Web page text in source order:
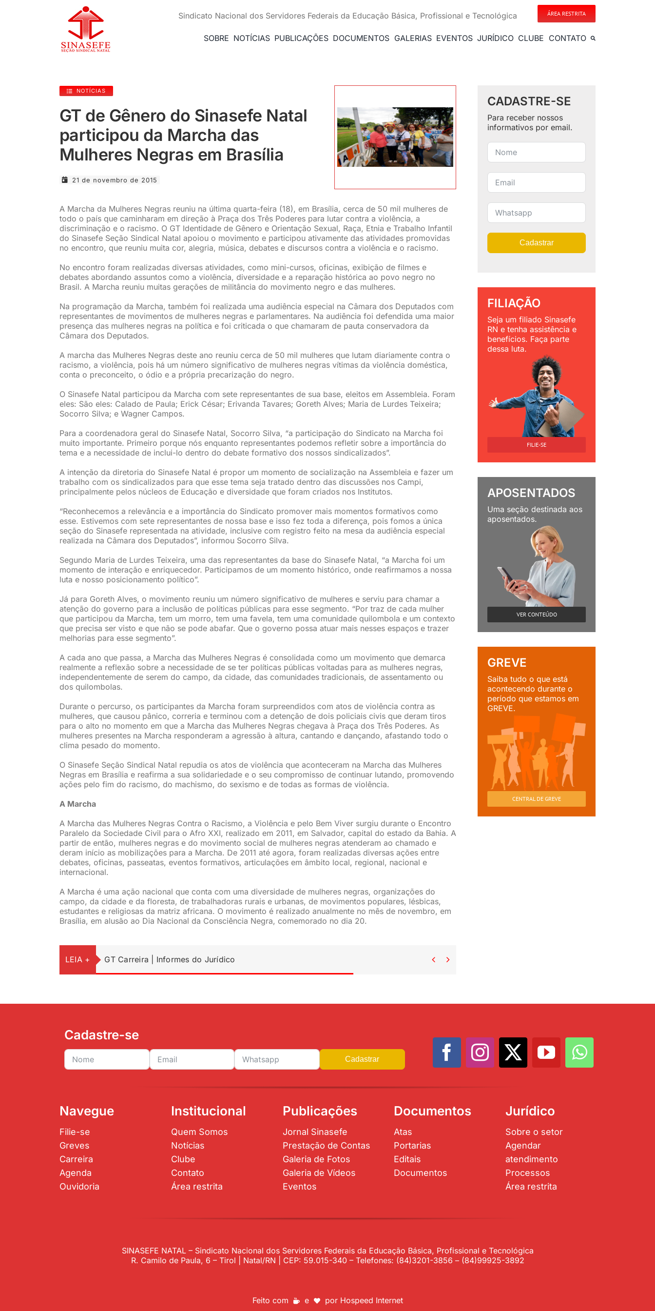
Sindicato Nacional dos Servidores Federais da Educação Básica, Profissional e Tecnológica ÁREA RESTRITA
SOBRE NOTÍCIAS PUBLICAÇÕES DOCUMENTOS GALERIAS EVENTOS JURÍDICO CLUBE CONTATO
NOTÍCIAS
GT de Gênero do Sinasefe Natal
participou da Marcha das
Mulheres Negras em Brasília
21 de novembro de 2015
A Marcha da Mulheres Negras reuniu na última quarta-feira (18), em Brasília, cerca de 50 mil mulheres de
todo o país que caminharam em direção à Praça dos Três Poderes para lutar contra a violência, a
discriminação e o racismo. O GT Identidade de Gênero e Orientação Sexual, Raça, Etnia e Trabalho Infantil
do Sinasefe Seção Sindical Natal apoiou o movimento e participou ativamente das atividades promovidas
no encontro, que reuniu muita cor, alegria, música, debates e discursos contra a violência e o racismo.
No encontro foram realizadas diversas atividades, como mini-cursos, oficinas, exibição de filmes e
debates abordando assuntos como a violência, diversidade e a reparação histórica ao povo negro no
Brasil. A Marcha reuniu muitas gerações de militância do movimento negro e das mulheres.
Na programação da Marcha, também foi realizada uma audiência especial na Câmara dos Deputados com
representantes de movimentos de mulheres negras e parlamentares. Na audiência foi defendida uma maior
presença das mulheres negras na política e foi criticada o que chamaram de pauta conservadora da
Câmara dos Deputados.
A marcha das Mulheres Negras deste ano reuniu cerca de 50 mil mulheres que lutam diariamente contra o
racismo, a violência, pois há um número significativo de mulheres negras vítimas da violência doméstica,
conta o preconceito, o ódio e a própria precarização do negro.
O Sinasefe Natal participou da Marcha com sete representantes de sua base, eleitos em Assembleia. Foram
eles: São eles: Calado de Paula; Erick César; Erivanda Tavares; Goreth Alves; Maria de Lurdes Teixeira;
Socorro Silva; e Wagner Campos.
Para a coordenadora geral do Sinasefe Natal, Socorro Silva, “a participação do Sindicato na Marcha foi
muito importante. Primeiro porque nós enquanto representantes podemos refletir sobre a importância do
tema e a necessidade de inclui-lo dentro do debate formativo dos nossos sindicalizados”.
A intenção da diretoria do Sinasefe Natal é propor um momento de socialização na Assembleia e fazer um
trabalho com os sindicalizados para que esse tema seja tratado dentro das discussões nos Campi,
principalmente pelos núcleos de Educação e diversidade que foram criados nos Institutos.
“Reconhecemos a relevância e a importância do Sindicato promover mais momentos formativos como
esse. Estivemos com sete representantes de nossa base e isso fez toda a diferença, pois fomos a única
seção do Sinasefe representada na atividade, inclusive com registro feito na mesa da audiência especial
realizada na Câmara dos Deputados”, informou Socorro Silva.
Segundo Maria de Lurdes Teixeira, uma das representantes da base do Sinasefe Natal, “a Marcha foi um
momento de interação e enriquecedor. Participamos de um momento histórico, onde reafirmamos a nossa
luta e nosso posicionamento político”.
Já para Goreth Alves, o movimento reuniu um número significativo de mulheres e serviu para chamar a
atenção do governo para a inclusão de políticas públicas para esse segmento. “Por traz de cada mulher
que participou da Marcha, tem um morro, tem uma favela, tem uma comunidade quilombola e um contexto
que precisa ser visto e que não se pode abafar. Que o governo possa atuar mais nesses espaços e trazer
melhorias para esse segmento”.
A cada ano que passa, a Marcha das Mulheres Negras é consolidada como um movimento que demarca
realmente a reflexão sobre a necessidade de se ter políticas públicas voltadas para as mulheres negras,
independentemente de serem do campo, da cidade, das comunidades tradicionais, de assentamento ou
dos quilombolas.
Durante o percurso, os participantes da Marcha foram surpreendidos com atos de violência contra as
mulheres, que causou pânico, correria e terminou com a detenção de dois policiais civis que deram tiros
para o alto no momento em que a Marcha das Mulheres Negras chegava à Praça dos Três Poderes. As
mulheres presentes na Marcha responderam a agressão à altura, cantando e dançando, afastando todo o
clima pesado do momento.
O Sinasefe Seção Sindical Natal repudia os atos de violência que aconteceram na Marcha das Mulheres
Negras em Brasília e reafirma a sua solidariedade e o seu compromisso de continuar lutando, promovendo
ações pelo fim do racismo, do machismo, do sexismo e de todas as formas de violência.
A Marcha
A Marcha das Mulheres Negras Contra o Racismo, a Violência e pelo Bem Viver surgiu durante o Encontro
Paralelo da Sociedade Civil para o Afro XXI, realizado em 2011, em Salvador, capital do estado da Bahia. A
partir de então, mulheres negras e do movimento social de mulheres negras atenderam ao chamado e
deram início as mobilizações para a Marcha. De 2011 até agora, foram realizadas diversas ações entre
debates, oficinas, passeatas, eventos formativos, articulações em âmbito local, regional, nacional e
internacional.
A Marcha é uma ação nacional que conta com uma diversidade de mulheres negras, organizações do
campo, da cidade e da floresta, de trabalhadoras rurais e urbanas, de movimentos populares, lésbicas,
estudantes e religiosas da matriz africana. O movimento é realizado anualmente no mês de novembro, em
Brasília, em alusão ao Dia Nacional da Consciência Negra, comemorado no dia 20.
LEIA + GT Carreira | Informes do Jurídico  
CADASTRE-SE
Para receber nossos
informativos por email.
Cadastrar
FILIAÇÃO
Seja um filiado Sinasefe
RN e tenha assistência e
benefícios. Faça parte
dessa luta.
FILIE-SE
APOSENTADOS
Uma seção destinada aos
aposentados.
VER CONTEÚDO
GREVE
Saiba tudo o que está
acontecendo durante o
período que estamos em
GREVE.
CENTRAL DE GREVE
Cadastre-se
Cadastrar
Navegue
Filie-se
Greves
Carreira
Agenda
Ouvidoria
Institucional
Quem Somos
Notícias
Clube
Contato
Área restrita
Publicações
Jornal Sinasefe
Prestação de Contas
Galeria de Fotos
Galeria de Vídeos
Eventos
Documentos
Atas
Portarias
Editais
Documentos
Jurídico
Sobre o setor
Agendar
atendimento
Processos
Área restrita
SINASEFE NATAL – Sindicato Nacional dos Servidores Federais da Educação Básica, Profissional e Tecnológica
R. Camilo de Paula, 6 – Tirol | Natal/RN | CEP: 59.015-340 – Telefones: (84)3201-3856 – (84)99925-3892
Feito com e por Hospeed Internet